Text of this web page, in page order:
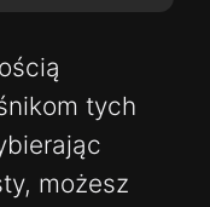
tych
możesz